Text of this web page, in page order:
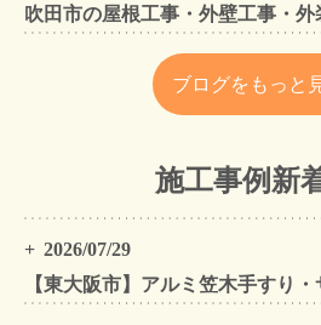
ブログをもっと
施工事例新
2026/07/29